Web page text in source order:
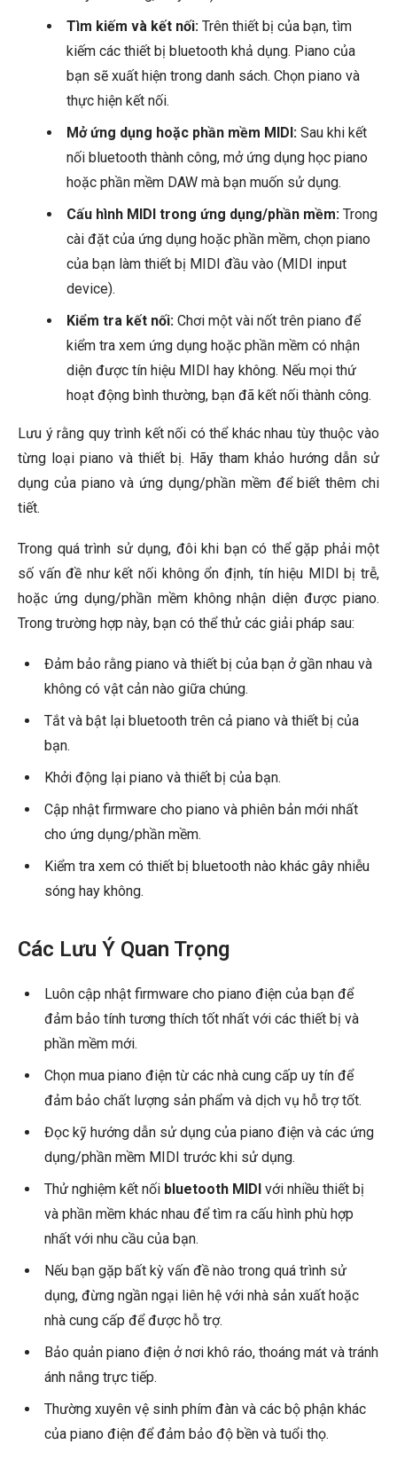
Tìm kiếm và kết nối: Trên thiết bị của bạn, tìm
kiếm các thiết bị bluetooth khả dụng. Piano của
bạn sẽ xuất hiện trong danh sách. Chọn piano và
thực hiện kết nối.
Mở ứng dụng hoặc phần mềm MIDI: Sau khi kết
nối bluetooth thành công, mở ứng dụng học piano
hoặc phần mềm DAW mà bạn muốn sử dụng.
Cấu hình MIDI trong ứng dụng/phần mềm: Trong
cài đặt của ứng dụng hoặc phần mềm, chọn piano
của bạn làm thiết bị MIDI đầu vào (MIDI input
device).
Kiểm tra kết nối: Chơi một vài nốt trên piano để
kiểm tra xem ứng dụng hoặc phần mềm có nhận
diện được tín hiệu MIDI hay không. Nếu mọi thứ
hoạt động bình thường, bạn đã kết nối thành công.
Lưu ý rằng quy trình kết nối có thể khác nhau tùy thuộc vào
từng loại piano và thiết bị. Hãy tham khảo hướng dẫn sử
dụng của piano và ứng dụng/phần mềm để biết thêm chi
tiết.
Trong quá trình sử dụng, đôi khi bạn có thể gặp phải một
số vấn đề như kết nối không ổn định, tín hiệu MIDI bị trễ,
hoặc ứng dụng/phần mềm không nhận diện được piano.
Trong trường hợp này, bạn có thể thử các giải pháp sau:
Đảm bảo rằng piano và thiết bị của bạn ở gần nhau và
không có vật cản nào giữa chúng.
Tắt và bật lại bluetooth trên cả piano và thiết bị của
bạn.
Khởi động lại piano và thiết bị của bạn.
Cập nhật firmware cho piano và phiên bản mới nhất
cho ứng dụng/phần mềm.
Kiểm tra xem có thiết bị bluetooth nào khác gây nhiễu
sóng hay không.
Các Lưu Ý Quan Trọng
Luôn cập nhật firmware cho piano điện của bạn để
đảm bảo tính tương thích tốt nhất với các thiết bị và
phần mềm mới.
Chọn mua piano điện từ các nhà cung cấp uy tín để
đảm bảo chất lượng sản phẩm và dịch vụ hỗ trợ tốt.
Đọc kỹ hướng dẫn sử dụng của piano điện và các ứng
dụng/phần mềm MIDI trước khi sử dụng.
Thử nghiệm kết nối bluetooth MIDI với nhiều thiết bị
và phần mềm khác nhau để tìm ra cấu hình phù hợp
nhất với nhu cầu của bạn.
Nếu bạn gặp bất kỳ vấn đề nào trong quá trình sử
dụng, đừng ngần ngại liên hệ với nhà sản xuất hoặc
nhà cung cấp để được hỗ trợ.
Bảo quản piano điện ở nơi khô ráo, thoáng mát và tránh
ánh nắng trực tiếp.
Thường xuyên vệ sinh phím đàn và các bộ phận khác
của piano điện để đảm bảo độ bền và tuổi thọ.